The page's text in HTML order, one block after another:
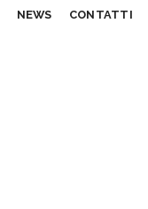
NEWS CONTATTI